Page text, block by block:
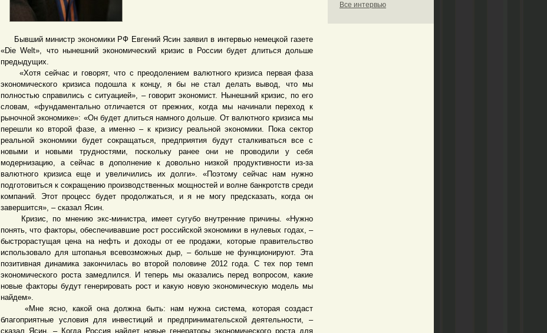
Бывший министр экономики РФ Евгений Ясин заявил в интервью немецкой газете
«Die Welt», что нынешний экономический кризис в России будет длиться дольше
предыдущих.
«Хотя сейчас и говорят, что с преодолением валютного кризиса первая фаза
экономического кризиса подошла к концу, я бы не стал делать вывод, что мы
полностью справились с ситуацией», – говорит экономист. Нынешний кризис, по его
словам, «фундаментально отличается от прежних, когда мы начинали переход к
рыночной экономике»: «Он будет длиться намного дольше. От валютного кризиса мы
перешли ко второй фазе, а именно – к кризису реальной экономики. Пока сектор
реальной экономики будет сокращаться, предприятия будут сталкиваться все с
новыми и новыми трудностями, поскольку ранее они не проводили у себя
модернизацию, а сейчас в дополнение к довольно низкой продуктивности из-за
валютного кризиса еще и увеличились их долги». «Поэтому сейчас нам нужно
подготовиться к сокращению производственных мощностей и волне банкротств среди
компаний. Этот процесс будет продолжаться, и я не могу предсказать, когда он
завершится», – сказал Ясин.
Кризис, по мнению экс-министра, имеет сугубо внутренние причины. «Нужно
понять, что факторы, обеспечивавшие рост российской экономики в нулевых годах, –
быстрорастущая цена на нефть и доходы от ее продажи, которые правительство
использовало для штопанья всевозможных дыр, – больше не функционируют. Эта
позитивная динамика закончилась во второй половине 2012 года. С тех пор темп
экономического роста замедлился. И теперь мы оказались перед вопросом, какие
новые факторы будут генерировать рост и какую новую экономическую модель мы
найдем».
«Мне ясно, какой она должна быть: нам нужна система, которая создаст
благоприятные условия для инвестиций и предпринимательской деятельности, –
сказал Ясин. – Когда Россия найдет новые генераторы экономического роста для
Все интервью